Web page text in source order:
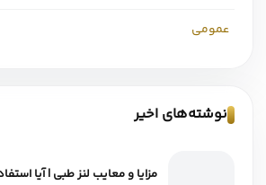
عمومی
نوشته‌های اخیر
مزایا و معایب لنز طبی | آیا